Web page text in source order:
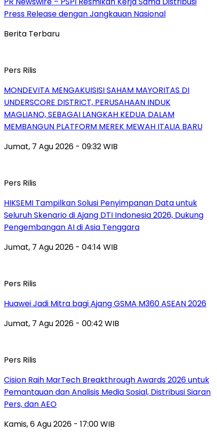
Press Release dengan Jangkauan Nasional
Berita Terbaru
Pers Rilis
MONDEVITA MENGAKUISISI SAHAM MAYORITAS DI
UNDERSCORE DISTRICT, PERUSAHAAN INDUK
MAGLIANO, SEBAGAI LANGKAH KEDUA DALAM
MEMBANGUN PLATFORM MEREK MEWAH ITALIA BARU
Jumat, 7 Agu 2026 - 09:32 WIB
Pers Rilis
HIKSEMI Tampilkan Solusi Penyimpanan Data untuk
Seluruh Skenario di Ajang DTI Indonesia 2026, Dukung
Pengembangan AI di Asia Tenggara
Jumat, 7 Agu 2026 - 04:14 WIB
Pers Rilis
Huawei Jadi Mitra bagi Ajang GSMA M360 ASEAN 2026
Jumat, 7 Agu 2026 - 00:42 WIB
Pers Rilis
Cision Raih MarTech Breakthrough Awards 2026 untuk
Pemantauan dan Analisis Media Sosial, Distribusi Siaran
Pers, dan AEO
Kamis, 6 Agu 2026 - 17:00 WIB